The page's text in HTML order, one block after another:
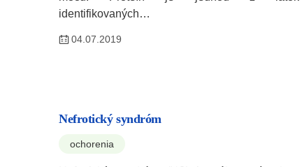
identifikovaných…
04.07.2019
Nefrotický syndróm
ochorenia